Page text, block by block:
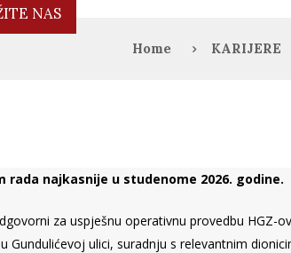
NAS
Home KARIJERE
najkasnije u studenome 2026. godine.
za uspješnu operativnu provedbu HGZ-
ulici, suradnju s relevantnim